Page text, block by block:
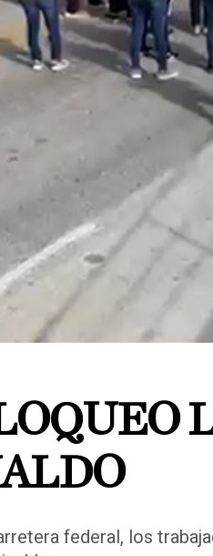
federal, los